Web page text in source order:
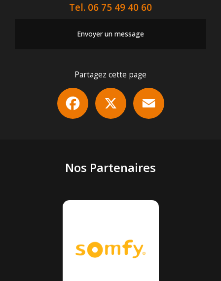
Tel. 06 75 49 40 60
Envoyer un message
Partagez cette page
Facebook
Nos Partenaires